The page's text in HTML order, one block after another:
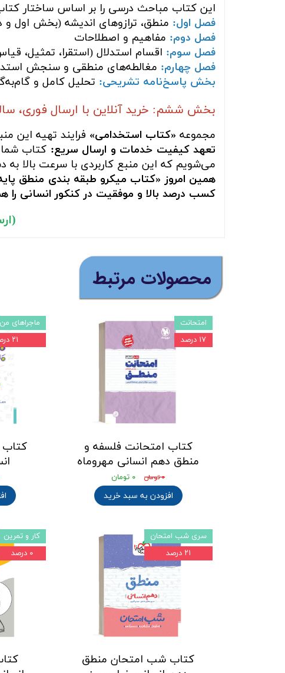
این کتاب مباحث درسی را بر اساس ساختار
فصل اول: منطق، ترازوهای اندیشه (بخش اول و
فصل دوم: مفاهیم و اصطلاحات
فصل سوم: اقسام استدلال (استقرا، تمثیل،
فصل چهارم: مغالطه‌های منطقی و سنجش
بخش پاسخ‌نامه تشریحی: تحلیل کامل و
بخش ششم: خرید آنلاین با ارسال فوری،
مجموعه «کتاب استخدامی» فرایند تهیه این
تعهد کیفیت خدمات و ارسال سریع: کتاب شما
می‌شویم که این منبع کاربردی با سرعت بالا به
همین امروز «کتاب میکرو طبقه بندی منطق
کسب درصد بالا و موفقیت در کنکور انسانی را
​محصولات مرتبط
کتاب امتحانت فلسفه و
منطق دهم انسانی مهروماه
۰ تومان ۰ تومان
افزودن به سبد خرید
امتحانت
۱۷ درصد
کتاب
ماجراهای
۲۱ درصد
کتاب شب امتحان منطق
سری شب امتحان
۲۱ درصد
کار و تمرین
۰ درصد